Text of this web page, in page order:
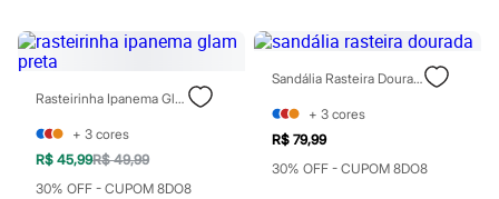
Shorts e Saias
Vestidos
Masculino
Dia dos Pais
Inverno
Novidades
Roupas
Bermudas
Rasteirinha Ipanema Glam Preta
+ 3 cores
R$ 45,99R$ 49,99
30% OFF - CUPOM 8DO8
Sandália Rasteira Dourada
+ 3 cores
R$ 79,99
30% OFF - CUPOM 8DO8